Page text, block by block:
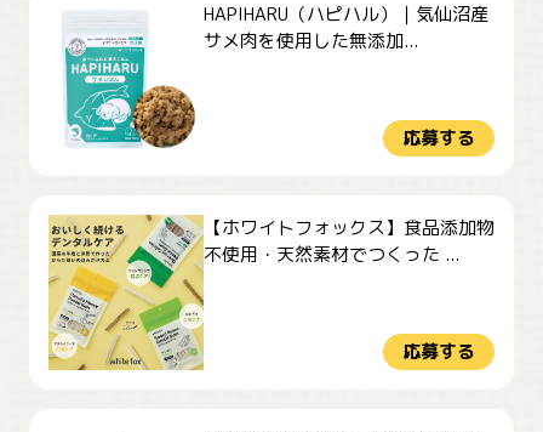
HAPIHARU（ハピハル）｜気仙沼産
サメ肉を使用した無添加...
応募する
【ホワイトフォックス】食品添加物
不使用・天然素材でつくった ...
応募する